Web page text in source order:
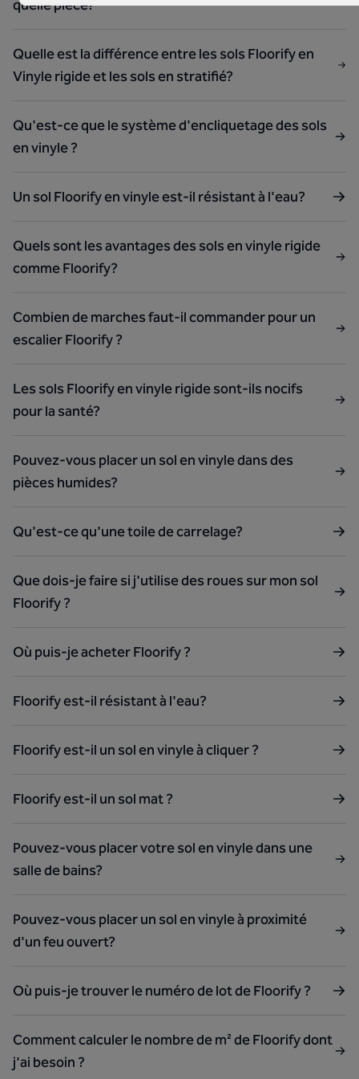
quelle pièce?
Quelle est la différence entre les sols Floorify en
Vinyle rigide et les sols en stratifié?
Qu'est-ce que le système d'encliquetage des sols
en vinyle ?
Un sol Floorify en vinyle est-il résistant à l'eau?
Quels sont les avantages des sols en vinyle rigide
comme Floorify?
Combien de marches faut-il commander pour un
escalier Floorify ?
Les sols Floorify en vinyle rigide sont-ils nocifs
pour la santé?
Pouvez-vous placer un sol en vinyle dans des
pièces humides?
Qu'est-ce qu'une toile de carrelage?
Que dois-je faire si j'utilise des roues sur mon sol
Floorify ?
Où puis-je acheter Floorify ?
Floorify est-il résistant à l'eau?
Floorify est-il un sol en vinyle à cliquer ?
Floorify est-il un sol mat ?
Pouvez-vous placer votre sol en vinyle dans une
salle de bains?
Pouvez-vous placer un sol en vinyle à proximité
d'un feu ouvert?
Où puis-je trouver le numéro de lot de Floorify ?
Comment calculer le nombre de m² de Floorify dont
j'ai besoin ?